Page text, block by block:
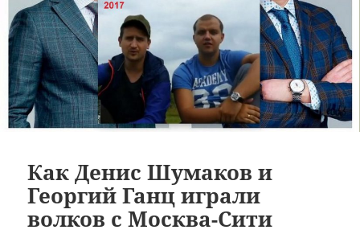
Как Денис Шумаков и
Георгий Ганц играли
волков с Москва-Сити